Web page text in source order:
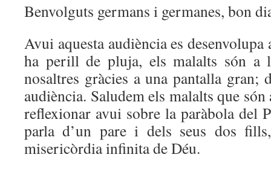
Benvolguts germans i germanes, bon
Avui aquesta audiència es
ha perill de pluja, els malalts són a
nosaltres gràcies a una pantalla gran;
audiència. Saludem els malalts que
reflexionar avui sobre la paràbola del
parla d’un pare i dels seus dos
misericòrdia infinita de Déu.